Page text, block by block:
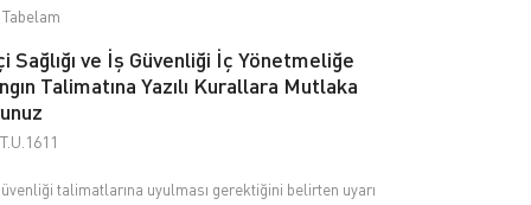
Sağlığı ve İş Güvenliği İç Yönetmeliğe
Talimatına Yazılı Kurallara Mutlaka
talimatlarına uyulması gerektiğini belirten uyarı